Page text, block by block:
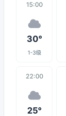
15:00
30°
1-3级
22:00
25°